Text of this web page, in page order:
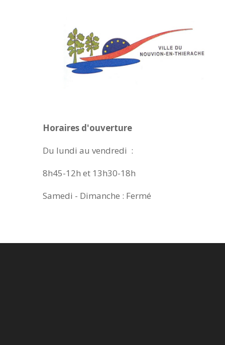
Horaires d'ouverture
Du lundi au vendredi :
8h45-12h et 13h30-18h
Samedi - Dimanche : Fermé